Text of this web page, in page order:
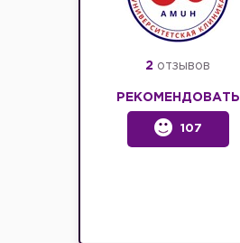
2 отзывов
РЕКОМЕНДОВАТЬ
107